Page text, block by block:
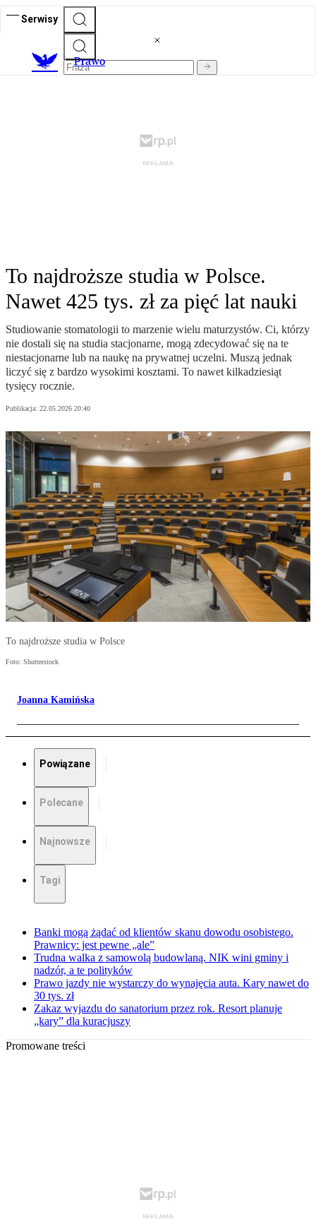
Serwisy
Prawo
To najdroższe studia w Polsce.
Nawet 425 tys. zł za pięć lat nauki
Studiowanie stomatologii to marzenie wielu maturzystów. Ci, którzy
nie dostali się na studia stacjonarne, mogą zdecydować się na te
niestacjonarne lub na naukę na prywatnej uczelni. Muszą jednak
liczyć się z bardzo wysokimi kosztami. To nawet kilkadziesiąt
tysięcy rocznie.
Publikacja: 22.05.2026 20:40
To najdroższe studia w Polsce
Foto: Shutterstock
Joanna Kamińska
Powiązane
Polecane
Najnowsze
Tagi
Banki mogą żądać od klientów skanu dowodu osobistego.
Prawnicy: jest pewne „ale”
Trudna walka z samowolą budowlaną. NIK wini gminy i
nadzór, a te polityków
Prawo jazdy nie wystarczy do wynajęcia auta. Kary nawet do
30 tys. zł
Zakaz wyjazdu do sanatorium przez rok. Resort planuje
„kary” dla kuracjuszy
Promowane treści